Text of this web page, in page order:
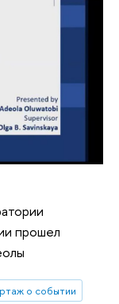
прошел
о событии